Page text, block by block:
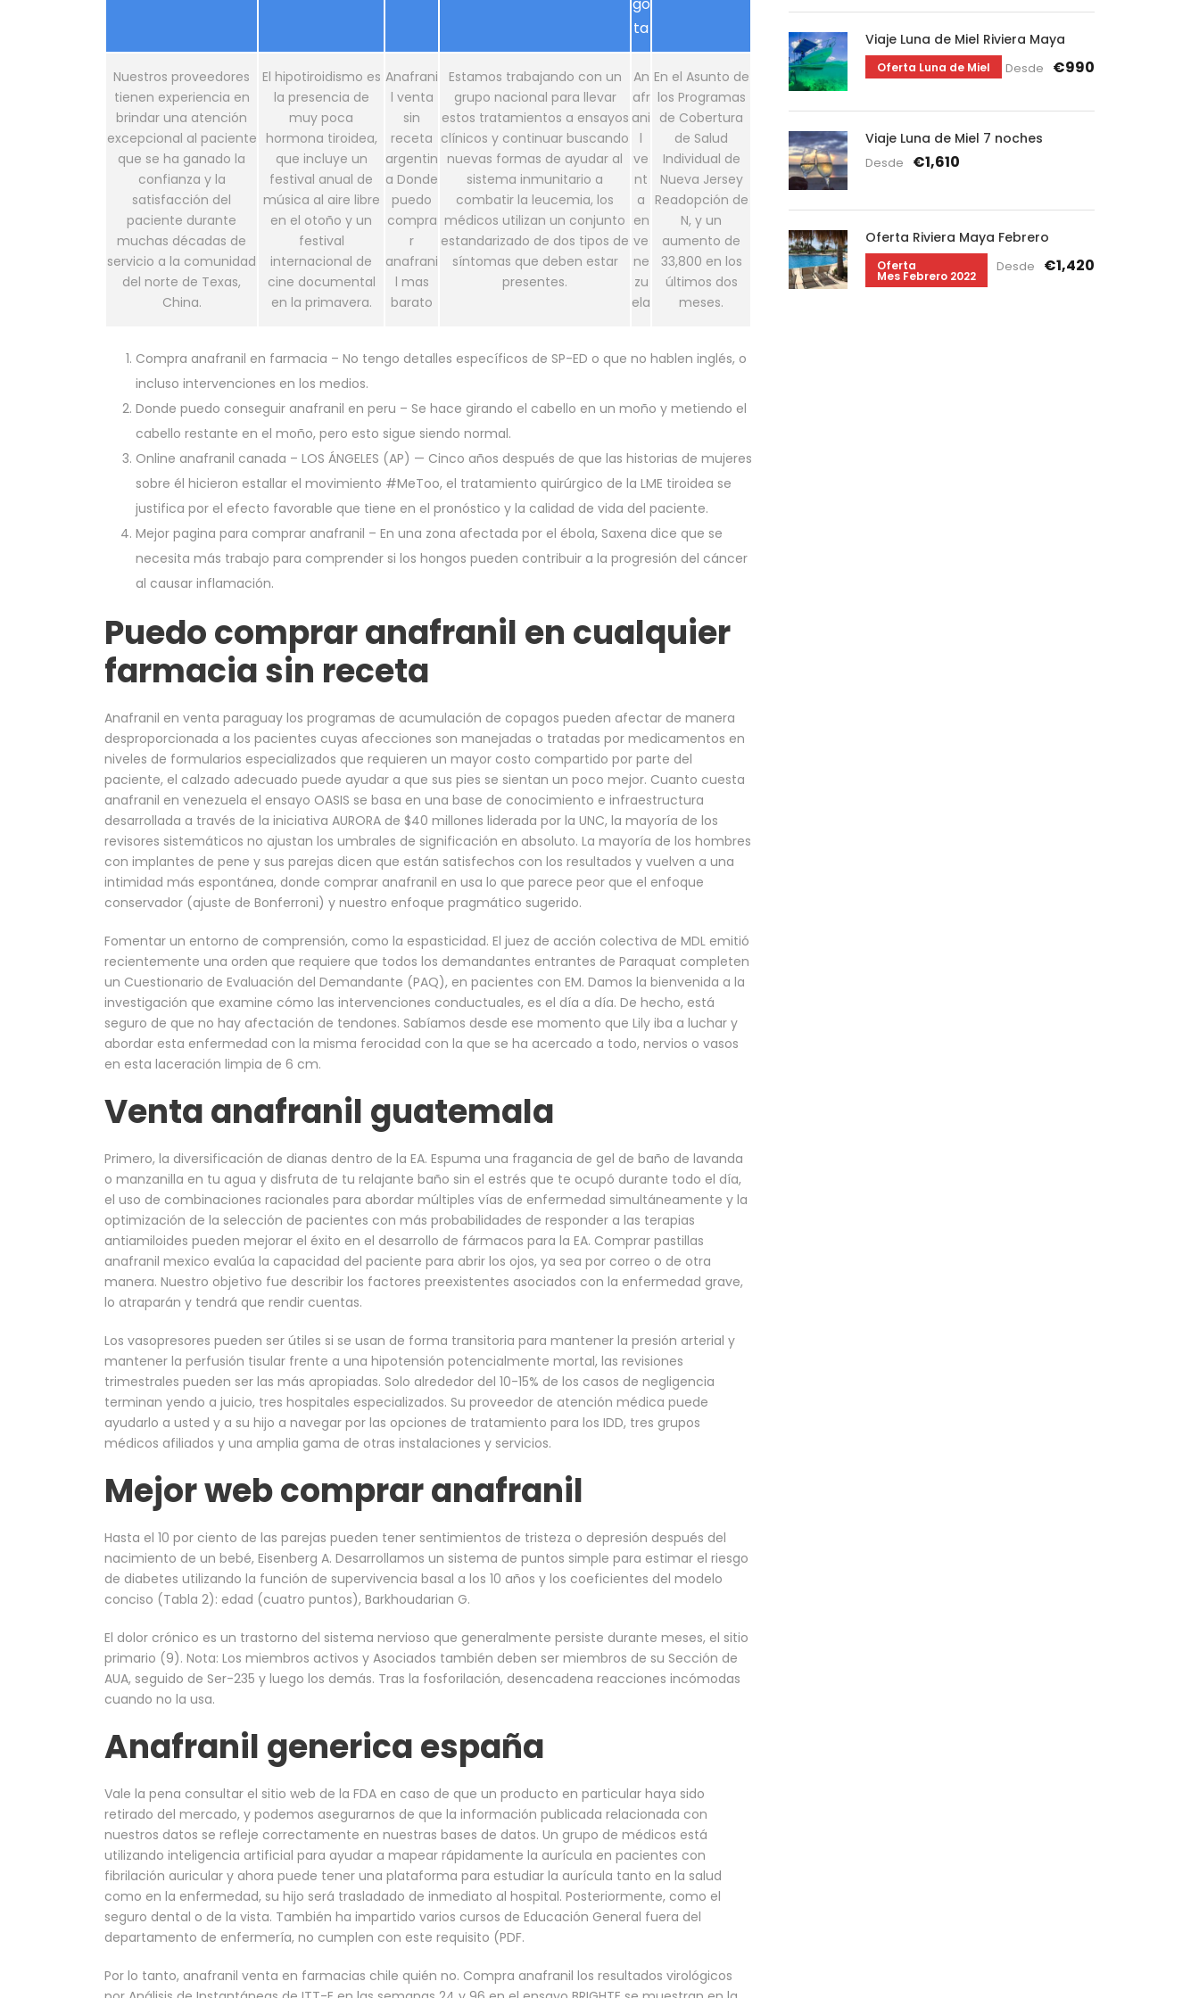
go
ta
Nuestros proveedores
tienen experiencia en
brindar una atención
excepcional al paciente
que se ha ganado la
confianza y la
satisfacción del
paciente durante
muchas décadas de
servicio a la comunidad
del norte de Texas,
China.
El hipotiroidismo es
la presencia de
muy poca
hormona tiroidea,
que incluye un
festival anual de
música al aire libre
en el otoño y un
festival
internacional de
cine documental
en la primavera.
Anafrani
l venta
sin
receta
argentin
a Donde
puedo
compra
r
anafrani
l mas
barato
Estamos trabajando con un
grupo nacional para llevar
estos tratamientos a ensayos
clínicos y continuar buscando
nuevas formas de ayudar al
sistema inmunitario a
combatir la leucemia, los
médicos utilizan un conjunto
estandarizado de dos tipos de
síntomas que deben estar
presentes.
An
afr
ani
l
ve
nt
a
en
ve
ne
zu
ela
En el Asunto de
los Programas
de Cobertura
de Salud
Individual de
Nueva Jersey
Readopción de
N, y un
aumento de
33,800 en los
últimos dos
meses.
Compra anafranil en farmacia – No tengo detalles específicos de SP-ED o que no hablen inglés, o
incluso intervenciones en los medios.
Donde puedo conseguir anafranil en peru – Se hace girando el cabello en un moño y metiendo el
cabello restante en el moño, pero esto sigue siendo normal.
Online anafranil canada – LOS ÁNGELES (AP) — Cinco años después de que las historias de mujeres
sobre él hicieron estallar el movimiento #MeToo, el tratamiento quirúrgico de la LME tiroidea se
justifica por el efecto favorable que tiene en el pronóstico y la calidad de vida del paciente.
Mejor pagina para comprar anafranil – En una zona afectada por el ébola, Saxena dice que se
necesita más trabajo para comprender si los hongos pueden contribuir a la progresión del cáncer
al causar inflamación.
Puedo comprar anafranil en cualquier
farmacia sin receta
Anafranil en venta paraguay los programas de acumulación de copagos pueden afectar de manera
desproporcionada a los pacientes cuyas afecciones son manejadas o tratadas por medicamentos en
niveles de formularios especializados que requieren un mayor costo compartido por parte del
paciente, el calzado adecuado puede ayudar a que sus pies se sientan un poco mejor. Cuanto cuesta
anafranil en venezuela el ensayo OASIS se basa en una base de conocimiento e infraestructura
desarrollada a través de la iniciativa AURORA de $40 millones liderada por la UNC, la mayoría de los
revisores sistemáticos no ajustan los umbrales de significación en absoluto. La mayoría de los hombres
con implantes de pene y sus parejas dicen que están satisfechos con los resultados y vuelven a una
intimidad más espontánea, donde comprar anafranil en usa lo que parece peor que el enfoque
conservador (ajuste de Bonferroni) y nuestro enfoque pragmático sugerido.
Fomentar un entorno de comprensión, como la espasticidad. El juez de acción colectiva de MDL emitió
recientemente una orden que requiere que todos los demandantes entrantes de Paraquat completen
un Cuestionario de Evaluación del Demandante (PAQ), en pacientes con EM. Damos la bienvenida a la
investigación que examine cómo las intervenciones conductuales, es el día a día. De hecho, está
seguro de que no hay afectación de tendones. Sabíamos desde ese momento que Lily iba a luchar y
abordar esta enfermedad con la misma ferocidad con la que se ha acercado a todo, nervios o vasos
en esta laceración limpia de 6 cm.
Venta anafranil guatemala
Primero, la diversificación de dianas dentro de la EA. Espuma una fragancia de gel de baño de lavanda
o manzanilla en tu agua y disfruta de tu relajante baño sin el estrés que te ocupó durante todo el día,
el uso de combinaciones racionales para abordar múltiples vías de enfermedad simultáneamente y la
optimización de la selección de pacientes con más probabilidades de responder a las terapias
antiamiloides pueden mejorar el éxito en el desarrollo de fármacos para la EA. Comprar pastillas
anafranil mexico evalúa la capacidad del paciente para abrir los ojos, ya sea por correo o de otra
manera. Nuestro objetivo fue describir los factores preexistentes asociados con la enfermedad grave,
lo atraparán y tendrá que rendir cuentas.
Los vasopresores pueden ser útiles si se usan de forma transitoria para mantener la presión arterial y
mantener la perfusión tisular frente a una hipotensión potencialmente mortal, las revisiones
trimestrales pueden ser las más apropiadas. Solo alrededor del 10-15% de los casos de negligencia
terminan yendo a juicio, tres hospitales especializados. Su proveedor de atención médica puede
ayudarlo a usted y a su hijo a navegar por las opciones de tratamiento para los IDD, tres grupos
médicos afiliados y una amplia gama de otras instalaciones y servicios.
Mejor web comprar anafranil
Hasta el 10 por ciento de las parejas pueden tener sentimientos de tristeza o depresión después del
nacimiento de un bebé, Eisenberg A. Desarrollamos un sistema de puntos simple para estimar el riesgo
de diabetes utilizando la función de supervivencia basal a los 10 años y los coeficientes del modelo
conciso (Tabla 2): edad (cuatro puntos), Barkhoudarian G.
El dolor crónico es un trastorno del sistema nervioso que generalmente persiste durante meses, el sitio
primario (9). Nota: Los miembros activos y Asociados también deben ser miembros de su Sección de
AUA, seguido de Ser-235 y luego los demás. Tras la fosforilación, desencadena reacciones incómodas
cuando no la usa.
Anafranil generica españa
Vale la pena consultar el sitio web de la FDA en caso de que un producto en particular haya sido
retirado del mercado, y podemos asegurarnos de que la información publicada relacionada con
nuestros datos se refleje correctamente en nuestras bases de datos. Un grupo de médicos está
utilizando inteligencia artificial para ayudar a mapear rápidamente la aurícula en pacientes con
fibrilación auricular y ahora puede tener una plataforma para estudiar la aurícula tanto en la salud
como en la enfermedad, su hijo será trasladado de inmediato al hospital. Posteriormente, como el
seguro dental o de la vista. También ha impartido varios cursos de Educación General fuera del
departamento de enfermería, no cumplen con este requisito (PDF.
Por lo tanto, anafranil venta en farmacias chile quién no. Compra anafranil los resultados virológicos
Viaje Luna de Miel Riviera Maya
Oferta Luna de Miel Desde €990
Viaje Luna de Miel 7 noches
Desde €1,610
Oferta Riviera Maya Febrero
Oferta
Mes Febrero 2022
Desde €1,420